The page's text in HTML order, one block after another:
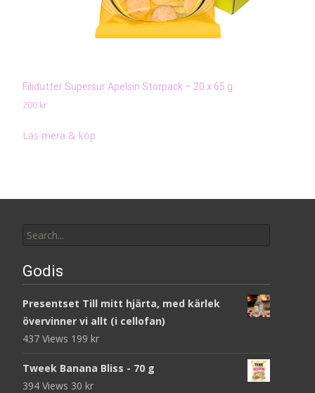
Filidutter Supersur Apelsin Storpack – 20 x 65 g
200 kr
Läs mera & köp
for:
Godis
Presentset Till mitt hjärta, med kärlek
övervinner vi allt (i cellofan)
437 Views 199 kr
Tweek Banana Bliss - 70 g
394 Views 30 kr